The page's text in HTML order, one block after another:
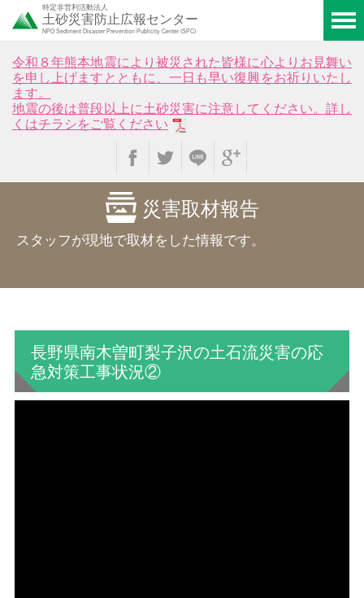
特定非営利活動法人
土砂災害防止広報センター
NPO Sediment Disaster Prevention Publicity Center (SPC)
令和８年熊本地震により被災された皆様に心よりお見舞い
を申し上げますとともに、一日も早い復興をお祈りいたし
ます。
地震の後は普段以上に土砂災害に注意してください。詳し
くはチラシをご覧ください
災害取材報告
スタッフが現地で取材をした情報です。
長野県南木曽町梨子沢の土石流災害の応
急対策工事状況②